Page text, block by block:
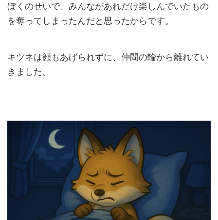
ぼくのせいで、みんながあれだけ楽しんでいたもの
を奪ってしまったんだと思ったからです。
キツネは顔もあげられずに、仲間の輪から離れてい
きました。